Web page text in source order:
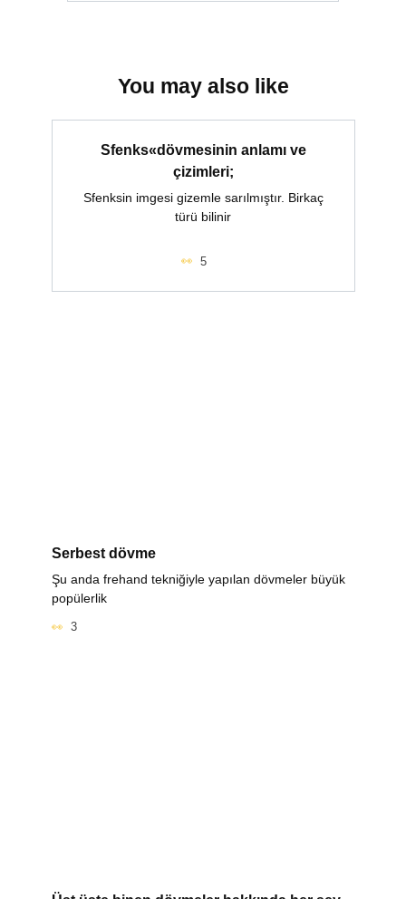
You may also like
Sfenks«dövmesinin anlamı ve
çizimleri;
Sfenksin imgesi gizemle sarılmıştır. Birkaç
türü bilinir
5
Serbest dövme
Şu anda frehand tekniğiyle yapılan dövmeler büyük
popülerlik
3